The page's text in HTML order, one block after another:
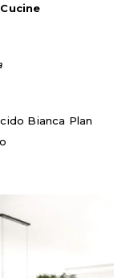
Bianca Plan